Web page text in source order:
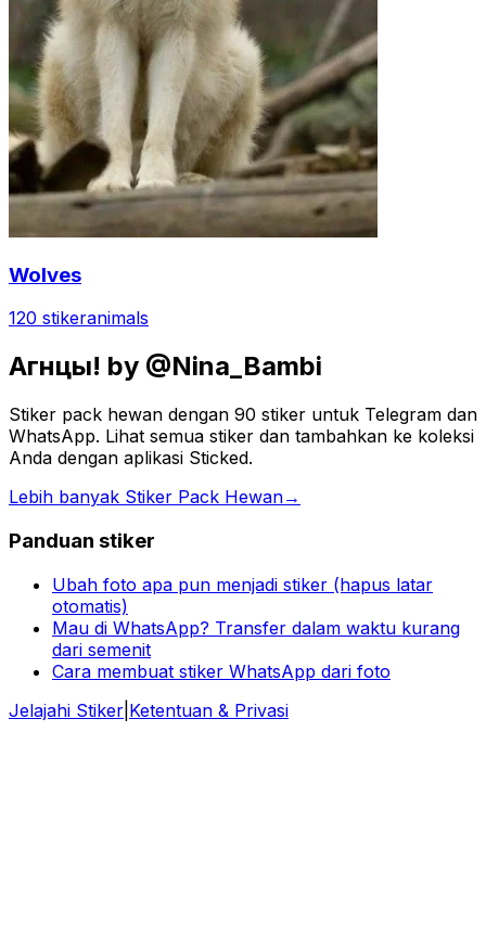
Wolves
120 stikeranimals
Агнцы! by @Nina_Bambi
Stiker pack hewan dengan 90 stiker untuk Telegram dan
WhatsApp. Lihat semua stiker dan tambahkan ke koleksi
Anda dengan aplikasi Sticked.
Lebih banyak Stiker Pack Hewan→
Panduan stiker
Ubah foto apa pun menjadi stiker (hapus latar
otomatis)
Mau di WhatsApp? Transfer dalam waktu kurang
dari semenit
Cara membuat stiker WhatsApp dari foto
Jelajahi Stiker Ketentuan & Privasi